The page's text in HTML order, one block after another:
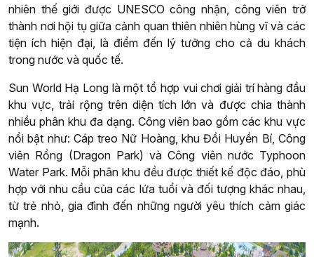
nhiên thế giới được UNESCO công nhận, công viên trở
thành nơi hội tụ giữa cảnh quan thiên nhiên hùng vĩ và các
tiện ích hiện đại, là điểm đến lý tưởng cho cả du khách
trong nước và quốc tế.
Sun World Hạ Long là một tổ hợp vui chơi giải trí hàng đầu
khu vực, trải rộng trên diện tích lớn và được chia thành
nhiều phân khu đa dạng. Công viên bao gồm các khu vực
nổi bật như: Cáp treo Nữ Hoàng, khu Đồi Huyền Bí, Công
viên Rồng (Dragon Park) và Công viên nước Typhoon
Water Park. Mỗi phân khu đều được thiết kế độc đáo, phù
hợp với nhu cầu của các lứa tuổi và đối tượng khác nhau,
từ trẻ nhỏ, gia đình đến những người yêu thích cảm giác
mạnh.